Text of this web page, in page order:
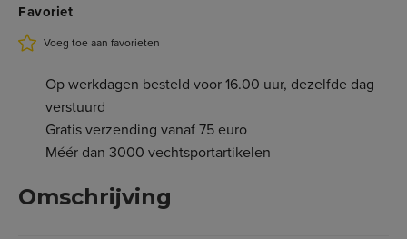
Favoriet
Voeg toe aan favorieten
Op werkdagen besteld voor 16.00 uur, dezelfde dag
verstuurd
Gratis verzending vanaf 75 euro
Méér dan 3000 vechtsportartikelen
Omschrijving